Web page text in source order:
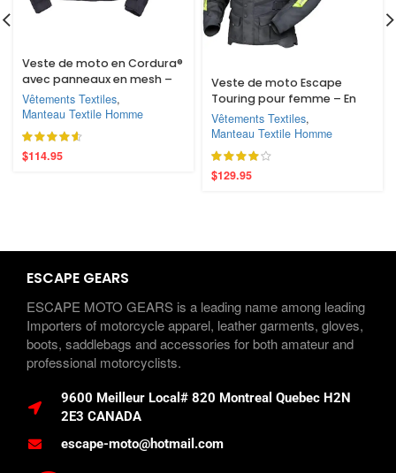
Veste de moto en Cordura®
avec panneaux en mesh –
Respirante, avec
protections homologuées
le tourisme
Vêtements Textiles,
Manteau Textile Homme
$114.95
Veste de moto Escape
Touring pour femme – En
textile, imperméable, toutes
saisons, avec doublure et
Vêtements Textiles,
Manteau Textile Homme
$129.95
ESCAPE GEARS
ESCAPE MOTO GEARS is a leading name among leading
Importers of motorcycle apparel, leather garments, gloves,
boots, saddlebags and accessories for both amateur and
professional motorcyclists.
9600 Meilleur Local# 820 Montreal Quebec H2N
2E3 CANADA
escape-moto@hotmail.com